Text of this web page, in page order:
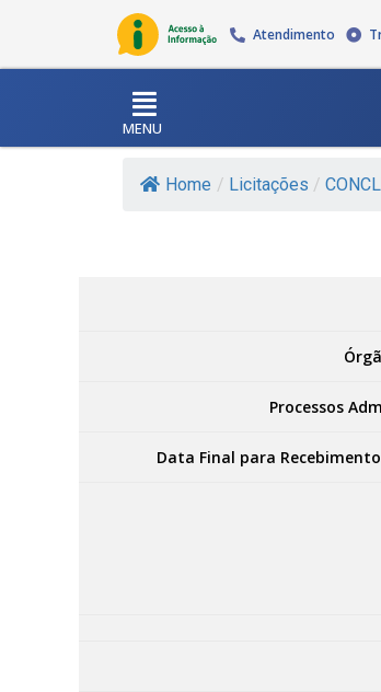
Atendimento
MENU
Home / Licitações /
Processos
Data Final para